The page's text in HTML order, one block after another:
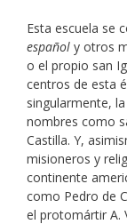
Esta escuela se
español y otros
o el propio san
centros de esta
singularmente,
nombres como
Castilla. Y,
misioneros y
continente
como Pedro de
el protomártir A.